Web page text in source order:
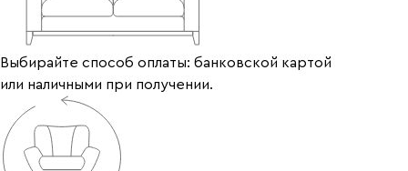
Выбирайте способ оплаты: банковской картой
или наличными при получении.